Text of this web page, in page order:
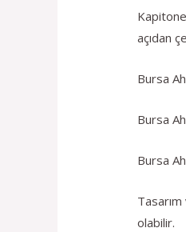
açıdan
Bursa
Bursa
Bursa
olabilir.